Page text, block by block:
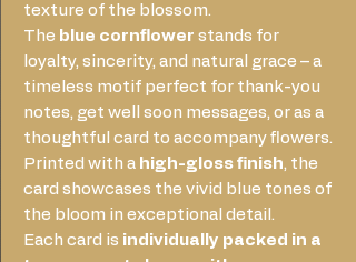
texture of the blossom.
The blue cornflower stands for
loyalty, sincerity, and natural grace – a
timeless motif perfect for thank-you
notes, get well soon messages, or as a
thoughtful card to accompany flowers.
Printed with a high-gloss finish, the
card showcases the vivid blue tones of
the bloom in exceptional detail.
Each card is individually packed in a